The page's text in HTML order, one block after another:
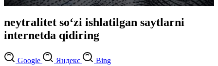
neytralitet so‘zi ishlatilgan saytlarni
internetda qidiring
Google Яндекс Bing